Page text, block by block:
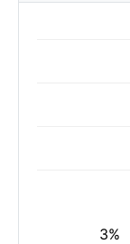
3%